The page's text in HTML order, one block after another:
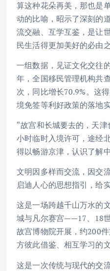
算这种花朵再美，那也是
动的比喻，昭示了深刻的
流交融、互学互鉴，是让
民生活得更加美好的必由之
一组数据，见证文化交往
年，全国移民管理机构共
次，同比增长70.9%。这
境免签等利好政策的落地实
“故宫和长城要去的，天
小时临时入境许可，途经
得以畅游京津，认识了解中
文明因多样而交流，因交
启迪人心的思想指引，给
这是一场跨越千山万水的
城与凡尔赛宫——17、18
故宫博物院开展，约200
方彼此借鉴、相互学习的
这是一次传统与现代的交